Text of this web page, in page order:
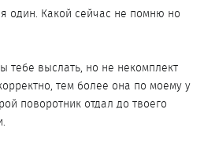
один. Какой сейчас не помню но
тебе выслать, но не некомплект
тем более она по моему у
поворотник отдал до твоего